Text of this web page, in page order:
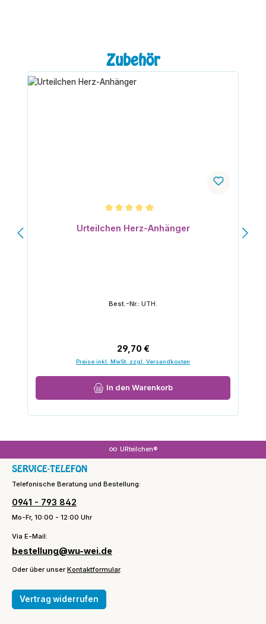
Produktgalerie überspringenZubehör
Urteilchen Herz-Anhänger
Best.-Nr.: UTH.
Regulärer Preis:
29,70 €
Preise inkl. MwSt. zzgl. Versandkosten
In den Warenkorb
URteilchen®
SERVICE-TELEFON
Telefonische Beratung und Bestellung:
0941 - 793 842
Mo-Fr, 10:00 - 12:00 Uhr
Via E-Mail:
bestellung@wu-wei.de
Oder über unserKontaktformular.
Vertrag widerrufen